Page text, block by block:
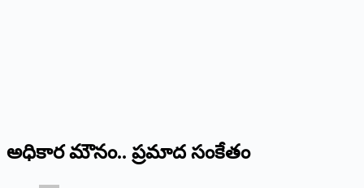
అధికార మౌనం.. ప్రమాద సంకేతం